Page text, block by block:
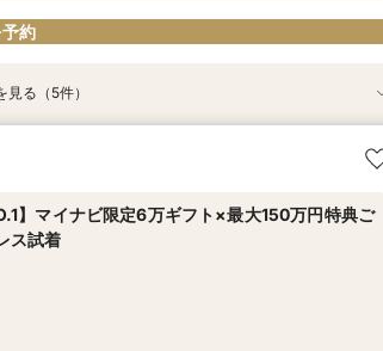
約
円相当ギフト&最大150万円特典
を検討し始めた方へ＊コース試食×安心見積相談
おもてなし＊絶景オーシャンビュー＆4万円牛
持参で挙式料プレゼント×本音の見積比較フェア
万円特典×カラー診断＆オーシャンビューで豪
る（5件）
】マイナビ限定6万ギフト×最大150万円特典ご
ス試着